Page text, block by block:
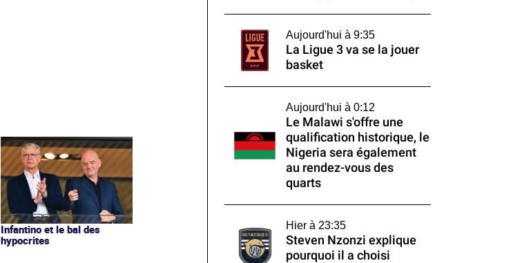
Infantino et le bal des
hypocrites
Aujourd'hui à 9:35
La Ligue 3 va se la jouer
basket
Aujourd'hui à 0:12
Le Malawi s'offre une
qualification historique, le
Nigeria sera également
au rendez-vous des
quarts
Hier à 23:35
Steven Nzonzi explique
pourquoi il a choisi